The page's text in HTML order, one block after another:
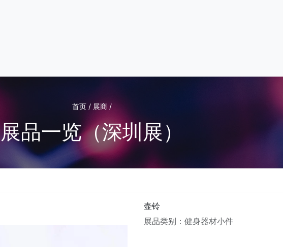
首页 / 展商 /
展品一览（深圳展）
壶铃
展品类别：健身器材小件